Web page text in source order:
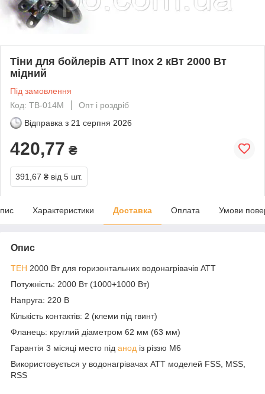
Тіни для бойлерів ATT Inox 2 кВт 2000 Вт
мідний
Під замовлення
Код: TB-014M
Опт і роздріб
Відправка з 21 серпня 2026
420,77 ₴
391,67 ₴ від 5 шт.
Характеристики Доставка Оплата Умови
Опис
ТЕН 2000 Вт для горизонтальних водонагрівачів ATT
Потужність: 2000 Вт (1000+1000 Вт)
Напруга: 220 В
Кількість контактів: 2 (клеми під гвинт)
Фланець: круглий діаметром 62 мм (63 мм)
Гарантія 3 місяці место під анод із різзю М6
Використовується у водонагрівачах ATT моделей FSS, MSS,
RSS